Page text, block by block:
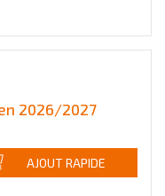
2026/2027
AJOUT RAPIDE